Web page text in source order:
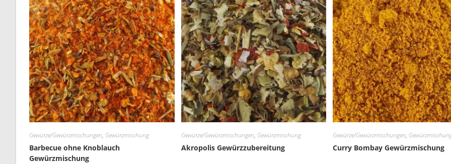
Gewürze/Gewürzmischungen, Gewürzmischung
Barbecue ohne Knoblauch
Gewürzmischung
Gewürze/Gewürzmischungen, Gewürzmischung
Akropolis Gewürzzubereitung
Gewürze/Gewürzmischungen,
Curry Bombay Gewürzmischung